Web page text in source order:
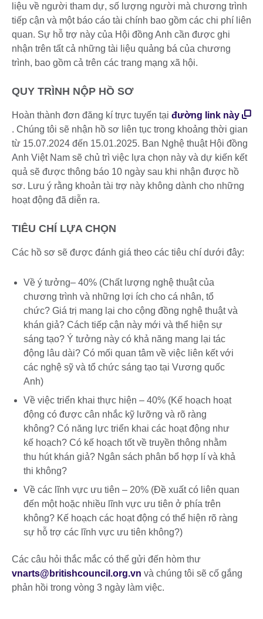
liệu về người tham dự, số lượng người mà chương trình
tiếp cận và một báo cáo tài chính bao gồm các chi phí liên
quan. Sự hỗ trợ này của Hội đồng Anh cần được ghi
nhận trên tất cả những tài liệu quảng bá của chương
trình, bao gồm cả trên các trang mạng xã hội.
QUY TRÌNH NỘP HỒ SƠ
Hoàn thành đơn đăng kí trực tuyến tại đường link này
. Chúng tôi sẽ nhận hồ sơ liên tục trong khoảng thời gian
từ 15.07.2024 đến 15.01.2025. Ban Nghệ thuật Hội đồng
Anh Việt Nam sẽ chủ trì việc lựa chọn này và dự kiến kết
quả sẽ được thông báo 10 ngày sau khi nhận được hồ
sơ. Lưu ý rằng khoản tài trợ này không dành cho những
hoạt động đã diễn ra.
TIÊU CHÍ LỰA CHỌN
Các hồ sơ sẽ được đánh giá theo các tiêu chí dưới đây:
Về ý tưởng– 40% (Chất lượng nghệ thuật của
chương trình và những lợi ích cho cá nhân, tổ
chức? Giá trị mang lại cho cộng đồng nghệ thuật và
khán giả? Cách tiếp cận này mới và thể hiện sự
sáng tạo? Ý tưởng này có khả năng mang lại tác
động lâu dài? Có mối quan tâm về việc liên kết với
các nghệ sỹ và tổ chức sáng tạo tại Vương quốc
Anh)
Về việc triển khai thực hiện – 40% (Kế hoạch hoạt
động có được cân nhắc kỹ lưỡng và rõ ràng
không? Có năng lực triển khai các hoạt động như
kế hoạch? Có kế hoạch tốt về truyền thông nhằm
thu hút khán giả? Ngân sách phân bổ hợp lí và khả
thi không?
Về các lĩnh vực ưu tiên – 20% (Đề xuất có liên quan
đến một hoặc nhiều lĩnh vực ưu tiên ở phía trên
không? Kế hoạch các hoạt động có thể hiện rõ ràng
sự hỗ trợ các lĩnh vực ưu tiên không?)
Các câu hỏi thắc mắc có thể gửi đến hòm thư
vnarts@britishcouncil.org.vn và chúng tôi sẽ cố gắng
phản hồi trong vòng 3 ngày làm việc.